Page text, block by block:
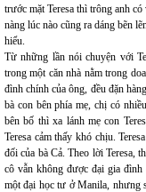
trước mặt Teresa thì trông anh
nàng lúc nào cũng ra dáng bẽn
hiểu.
Từ những lần nói chuyện với
trong một căn nhà nằm trong
đình chính của ông, đều đặn
bà con bên phía mẹ, chị có
bên bố thì xa lánh mẹ con
Teresa cảm thấy khó chịu.
đối của bà Cả. Theo lời Teresa,
cô vẫn không được đại gia đình
một đại học tư ở Manila, nhưng